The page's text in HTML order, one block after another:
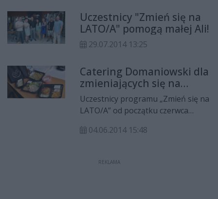
naśladownictwo, podpatrując
rodziców i z domu wynosząc wzorce
zachowań, także tych dotyczących
zdrowych nawyków żywieniowych.
smakowa mogą zastąpić ilość wody
jaką należy wypić codzienne?
Uczestnicy "Zmień się na
LATO/A" pomogą małej Ali!
29.07.2014 13:25
Catering Domaniowski dla
zmieniających się na
LATO/A
Uczestnicy programu „Zmień się na
LATO/A” od początku czerwca
zbilansowanych,
04.06.2014 15:48
REKLAMA